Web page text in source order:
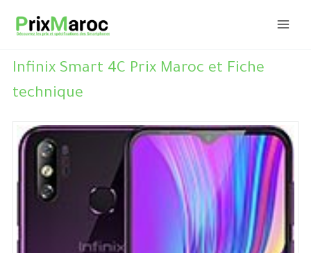
Infinix Smart 4C Prix Maroc et Fiche
technique